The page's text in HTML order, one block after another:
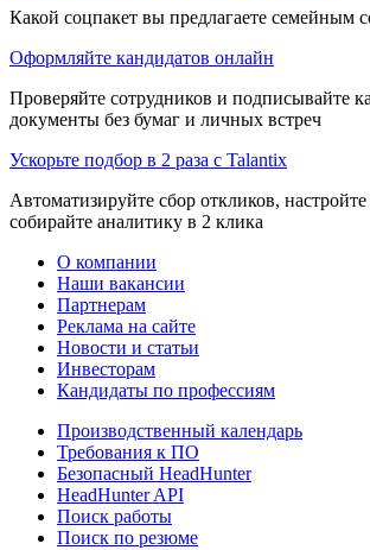
Какой соцпакет вы предлагаете семейным
Оформляйте кандидатов онлайн
Проверяйте сотрудников и подписывайте
документы без бумаг и личных встреч
Ускорьте подбор в 2 раза с Talantix
Автоматизируйте сбор откликов,
собирайте аналитику в 2 клика
О компании
Наши вакансии
Партнерам
Реклама на сайте
Новости и статьи
Инвесторам
Кандидаты по профессиям
Производственный календарь
Требования к ПО
Безопасный HeadHunter
HeadHunter API
Поиск работы
Поиск по резюме